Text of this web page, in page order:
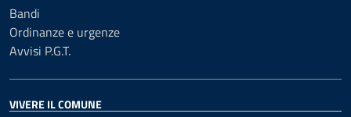
Bandi
Ordinanze e urgenze
Avvisi P.G.T.
VIVERE IL COMUNE